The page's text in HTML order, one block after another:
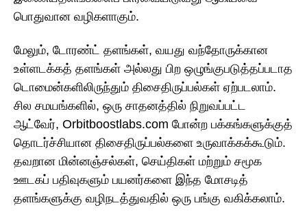
பொதுவான வழிகளாகும்.
மேலும், டோரண்ட் தளங்கள், வயது வந்தோருக்கான
உள்ளடக்கத் தளங்கள் அல்லது பிற ஒழுங்குபடுத்தப்படாத
டொமைன்களிலிருந்தும் திசைதிருப்பல்கள் ஏற்படலாம்.
சில சமயங்களில், ஒரு சாதனத்தில் நிறுவப்பட்ட
ஆட்வேர், Orbitboostlabs.com போன்ற பக்கங்களுக்குத்
தொடர்ச்சியான திசைதிருப்பல்களை உருவாக்கக்கூடும்.
தவறான மின்னஞ்சல்கள், செய்திகள் மற்றும் சமூக
ஊடகப் பதிவுகளும் பயனர்களை இந்த மோசடித்
தளங்களுக்கு வழிநடத்துவதில் ஒரு பங்கு வகிக்கலாம்.